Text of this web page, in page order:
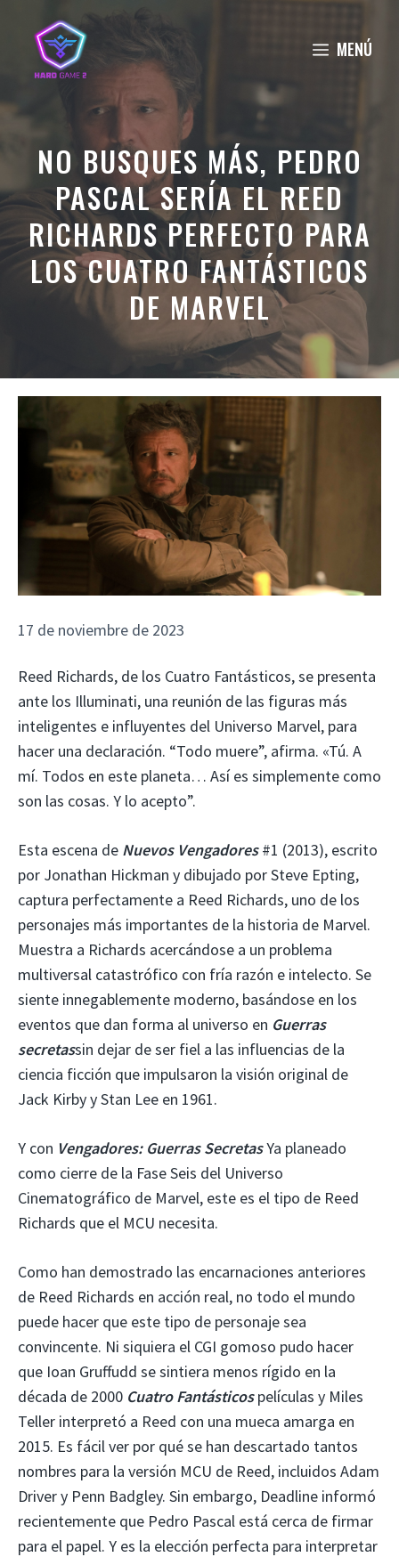
contenido
MENÚ
NO BUSQUES MÁS, PEDRO
PASCAL SERÍA EL REED
RICHARDS PERFECTO PARA
LOS CUATRO FANTÁSTICOS
DE MARVEL
17 de noviembre de 2023
Reed Richards, de los Cuatro Fantásticos, se presenta
ante los Illuminati, una reunión de las figuras más
inteligentes e influyentes del Universo Marvel, para
hacer una declaración. “Todo muere”, afirma. «Tú. A
mí. Todos en este planeta… Así es simplemente como
son las cosas. Y lo acepto”.
Esta escena de Nuevos Vengadores#1 (2013), escrito
por Jonathan Hickman y dibujado por Steve Epting,
captura perfectamente a Reed Richards, uno de los
personajes más importantes de la historia de Marvel.
Muestra a Richards acercándose a un problema
multiversal catastrófico con fría razón e intelecto. Se
siente innegablemente moderno, basándose en los
eventos que dan forma al universo en Guerras
secretassin dejar de ser fiel a las influencias de la
ciencia ficción que impulsaron la visión original de
Jack Kirby y Stan Lee en 1961.
Y con Vengadores: Guerras SecretasYa planeado
como cierre de la Fase Seis del Universo
Cinematográfico de Marvel, este es el tipo de Reed
Richards que el MCU necesita.
Como han demostrado las encarnaciones anteriores
de Reed Richards en acción real, no todo el mundo
puede hacer que este tipo de personaje sea
convincente. Ni siquiera el CGI gomoso pudo hacer
que Ioan Gruffudd se sintiera menos rígido en la
década de 2000 Cuatro Fantásticospelículas y Miles
Teller interpretó a Reed con una mueca amarga en
2015. Es fácil ver por qué se han descartado tantos
nombres para la versión MCU de Reed, incluidos Adam
Driver y Penn Badgley. Sin embargo, Deadline informó
recientemente que Pedro Pascal está cerca de firmar
para el papel. Y es la elección perfecta para interpretar